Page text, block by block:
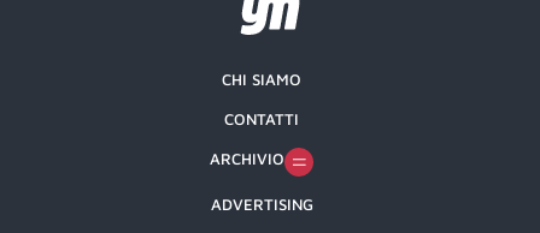
CHI SIAMO
CONTATTI
ARCHIVIO
ADVERTISING